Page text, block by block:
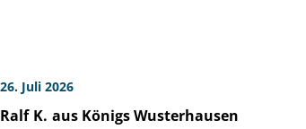
möchte es selber nicht erleben... Mittlerweile
26. Juli 2026
Ralf K. aus Königs Wusterhausen